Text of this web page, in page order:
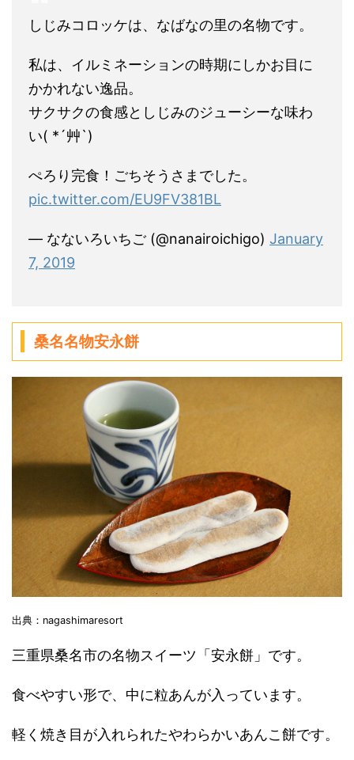
しじみコロッケは、なばなの里の名物です。
私は、イルミネーションの時期にしかお目に
かかれない逸品。
サクサクの食感としじみのジューシーな味わ
い( *´艸`)
ぺろり完食！ごちそうさまでした。
pic.twitter.com/EU9FV381BL
— なないろいちご (@nanairoichigo) January
7, 2019
桑名名物安永餅
出典：nagashimaresort
三重県桑名市の名物スイーツ「安永餅」です。
食べやすい形で、中に粒あんが入っています。
軽く焼き目が入れられたやわらかいあんこ餅です。